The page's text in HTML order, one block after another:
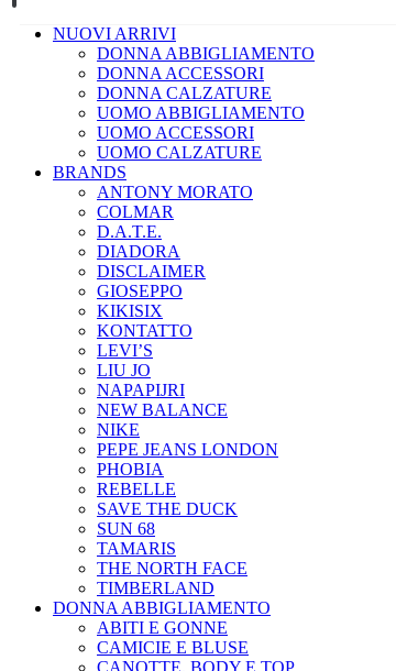
NUOVI ARRIVI
DONNA ABBIGLIAMENTO
DONNA ACCESSORI
DONNA CALZATURE
UOMO ABBIGLIAMENTO
UOMO ACCESSORI
UOMO CALZATURE
BRANDS
ANTONY MORATO
COLMAR
D.A.T.E.
DIADORA
DISCLAIMER
GIOSEPPO
KIKISIX
KONTATTO
LEVI’S
LIU JO
NAPAPIJRI
NEW BALANCE
NIKE
PEPE JEANS LONDON
PHOBIA
REBELLE
SAVE THE DUCK
SUN 68
TAMARIS
THE NORTH FACE
TIMBERLAND
DONNA ABBIGLIAMENTO
ABITI E GONNE
CAMICIE E BLUSE